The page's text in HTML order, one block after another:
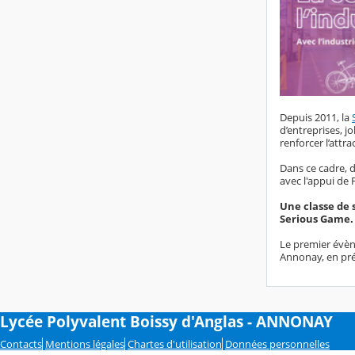
Depuis 2011, la
d’entreprises,
renforcer
Dans ce
avec l'appui de
Une classe
Serious Game.
Le premier
Annonay, en
Lycée Polyvalent Boissy d'Anglas - ANNONAY
Contacts Mentions légales Chartes d'utilisation Données personnelles